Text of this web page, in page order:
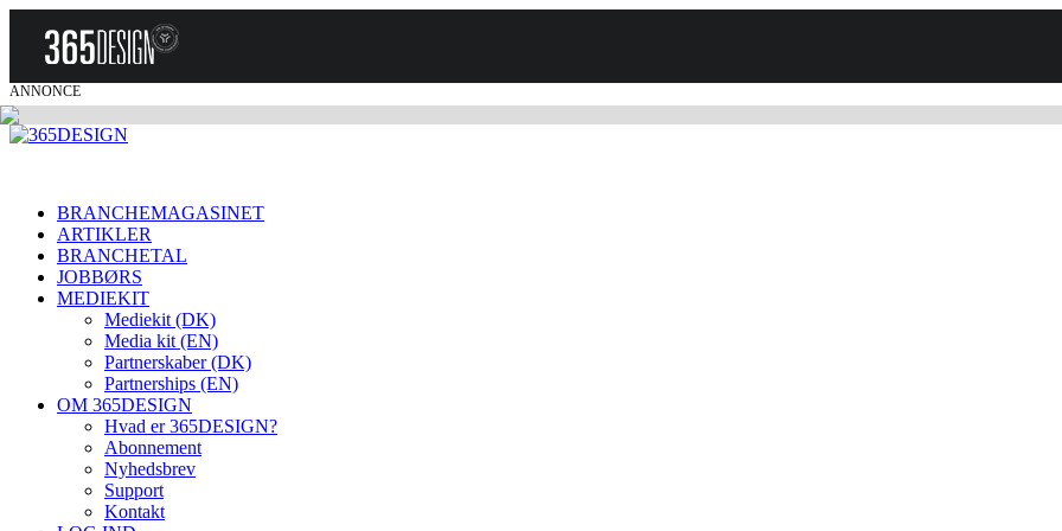
ANNONCE
BRANCHEMAGASINET
ARTIKLER
BRANCHETAL
JOBBØRS
MEDIEKIT
Mediekit (DK)
Media kit (EN)
Partnerskaber (DK)
Partnerships (EN)
OM 365DESIGN
Hvad er 365DESIGN?
Abonnement
Nyhedsbrev
Support
Kontakt